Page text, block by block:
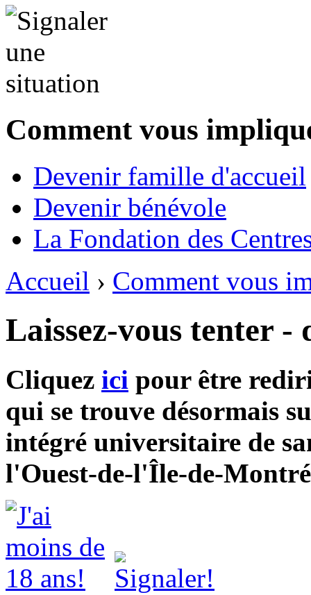
Comment vous
Devenir famille d'accueil
Devenir bénévole
La Fondation des
Accueil › Comment vous
Laissez-vous tenter -
Cliquez ici pour être
qui se trouve désormais
intégré universitaire de
l'Ouest-de-l'Île-de-